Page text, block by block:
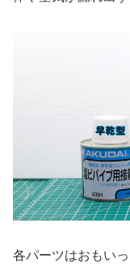
各パーツはおもい